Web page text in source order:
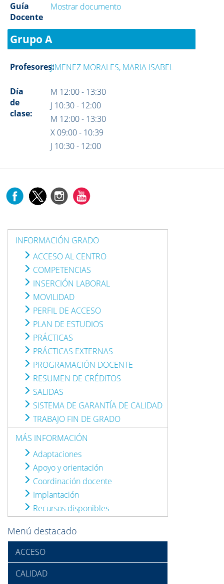
Guía
Docente
Mostrar documento
Grupo A
Profesores:JIMENEZ MORALES, MARIA ISABEL
Día
de
clase:
M 12:00 - 13:30
J 10:30 - 12:00
M 12:00 - 13:30
X 09:00 - 10:39
J 10:30 - 12:00
INFORMACIÓN GRADO
ACCESO AL CENTRO
COMPETENCIAS
INSERCIÓN LABORAL
MOVILIDAD
PERFIL DE ACCESO
PLAN DE ESTUDIOS
PRÁCTICAS
PRÁCTICAS EXTERNAS
PROGRAMACIÓN DOCENTE
RESUMEN DE CRÉDITOS
SALIDAS
SISTEMA DE GARANTÍA DE CALIDAD
TRABAJO FIN DE GRADO
MÁS INFORMACIÓN
Adaptaciones
Apoyo y orientación
Coordinación docente
Implantación
Recursos disponibles
Menú destacado
ACCESO
CALIDAD